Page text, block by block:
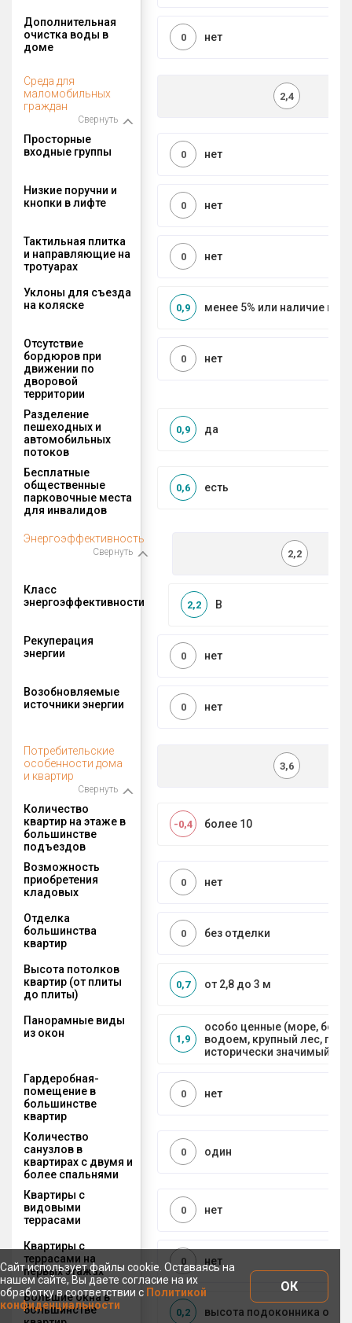
Дополнительная
очистка воды в
доме
нет
0
Среда для
маломобильных
граждан
Свернуть
2,4
Просторные
входные группы
нет
0
Низкие поручни и
кнопки в лифте
нет
0
Тактильная плитка
и направляющие на
тротуарах
нет
0
Уклоны для съезда
на коляске
менее 5% или наличие
0,9
Отсутствие
бордюров при
движении по
дворовой
территории
нет
0
Разделение
пешеходных и
автомобильных
потоков
да
0,9
Бесплатные
общественные
парковочные места
для инвалидов
есть
0,6
Энергоэффективность
Свернуть 2,2
Класс
энергоэффективности
B
2,2
Рекуперация
энергии
нет
0
Возобновляемые
источники энергии
нет
0
Потребительские
особенности дома
и квартир
Свернуть
3,6
Количество
квартир на этаже в
большинстве
подъездов
более 10
-0,4
Возможность
приобретения
кладовых
нет
0
Отделка
большинства
квартир
без отделки
0
Высота потолков
квартир (от плиты
до плиты)
от 2,8 до 3 м
0,7
Панорамные виды
из окон
особо ценные (море,
водоем, крупный лес,
исторически значимый
1,9
Гардеробная-
помещение в
большинстве
квартир
нет
0
Количество
санузлов в
квартирах с двумя и
более спальнями
один
0
Квартиры с
видовыми
террасами
нет
0
Квартиры с
террасами на
первых этажах
нет
0
Большие окна в
большинстве
высота подоконника от
0,2
Сайт использует файлы cookie. Оставаясь на
нашем сайте, Вы даете согласие на их
обработку в соответствии с Политикой
конфиденциальности
ОК